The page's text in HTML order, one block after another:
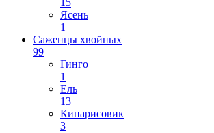
15
Ясень
1
Саженцы хвойных
99
Гинго
1
Ель
13
Кипарисовик
3